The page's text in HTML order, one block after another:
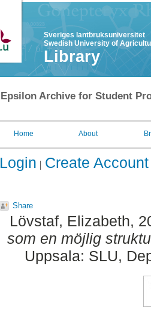
Sveriges lantbruksuniversitet
Swedish University of
Library
Epsilon Archive for Student
Home About
Login Create Account
Share
Lövstaf, Elizabeth,
som en möjlig
Uppsala: SLU,